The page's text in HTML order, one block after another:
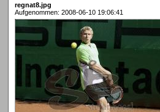
regnat8.jpg
Aufgenommen: 2008-06-10 19:06:41